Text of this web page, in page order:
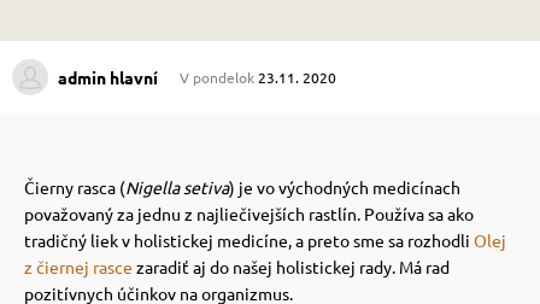
psov
podstielka
mačky
vitamíny
admin hlavní V pondelok 23.11. 2020
Čierny rasca (Nigella setiva) je vo východných medicínach
považovaný za jednu z najliečivejších rastlín. Používa sa ako
tradičný liek v holistickej medicíne, a preto sme sa rozhodli Olej
z čiernej rasce zaradiť aj do našej holistickej rady. Má rad
pozitívnych účinkov na organizmus.